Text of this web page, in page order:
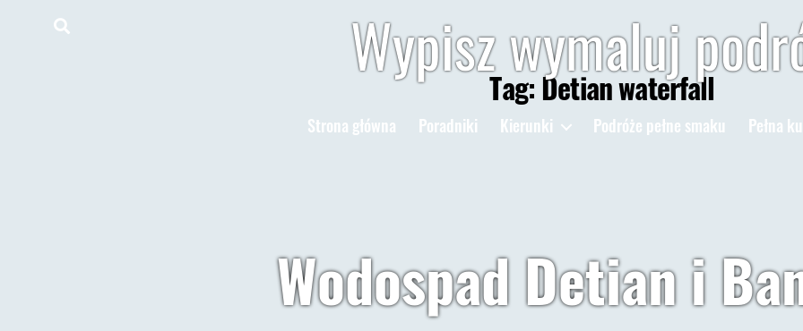
Wypisz wymaluj
Strona główna Poradniki Kierunki Podróże pełne smaku Pełna
Tag: Detian waterfall
Wodospad Detian i